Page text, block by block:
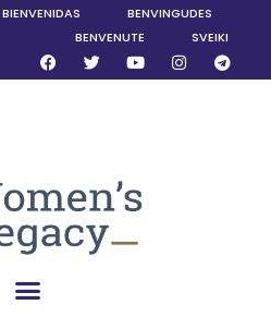
BIENVENIDAS
BENVINGUDES
BENVENUTE
SVEIKI